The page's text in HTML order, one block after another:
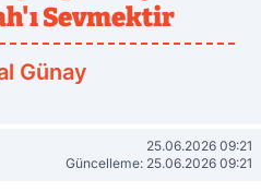
Sevmektir
Günay
25.06.2026 09:21
Güncelleme: 25.06.2026 09:21